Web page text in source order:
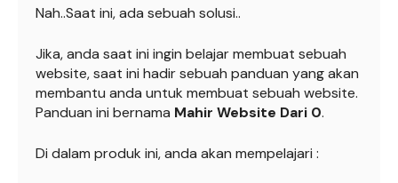
Nah..Saat ini, ada sebuah solusi..
Jika, anda saat ini ingin belajar membuat sebuah
website, saat ini hadir sebuah panduan yang akan
membantu anda untuk membuat sebuah website.
Panduan ini bernama Mahir Website Dari 0.
Di dalam produk ini, anda akan mempelajari :